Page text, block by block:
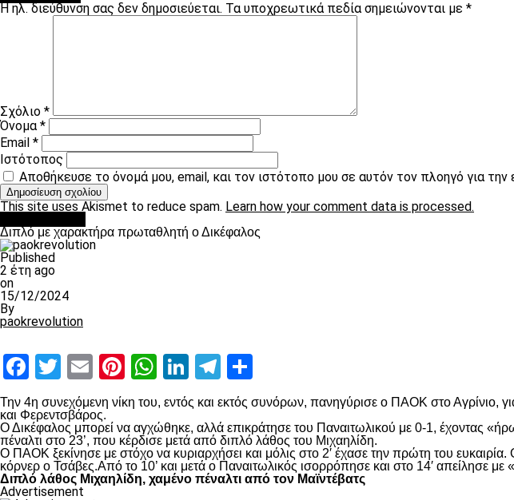
Η ηλ. διεύθυνση σας δεν δημοσιεύεται. Τα υποχρεωτικά πεδία σημειώνονται με *
Σχόλιο *
Όνομα*
Email *
Ιστότοπος
Αποθήκευσε το όνομά μου, email, και τον ιστότοπο μου σε αυτόν τον πλοηγό για
This site uses Akismet to reduce spam. Learn how your comment data is processed.
Διπλό με χαρακτήρα πρωταθλητή ο Δικέφαλος
Published
2 έτη ago
on
15/12/2024
By
paokrevolution
Facebook
Twitter
EmailPinterest
WhatsApp
LinkedIn
Telegram
Την 4η συνεχόμενη νίκη του, εντός και εκτός συνόρων, πανηγύρισε ο ΠΑΟΚ στο Αγρίνιο,
και Φερεντσβάρος.
Ο Δικέφαλος μπορεί να αγχώθηκε, αλλά επικράτησε του Παναιτωλικού με 0-1, έχοντας
πέναλτι στο 23’, που κέρδισε μετά από διπλό λάθος του Μιχαηλίδη.
Ο ΠΑΟΚ ξεκίνησε με στόχο να κυριαρχήσει και μόλις στο 2′ έχασε την πρώτη του
κόρνερ ο Τσάβες.Από το 10’ και μετά ο Παναιτωλικός ισορρόπησε και στο 14′ απείλησε
Διπλό λάθος Μιχαηλίδη, χαμένο πέναλτι από τον Μαϊντέβατς
Advertisement